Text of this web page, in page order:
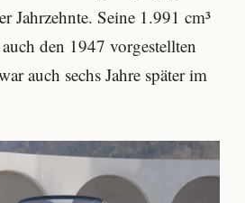
Jahrzehnte. Seine 1.991 cm³
den 1947 vorgestellten
auch sechs Jahre später im